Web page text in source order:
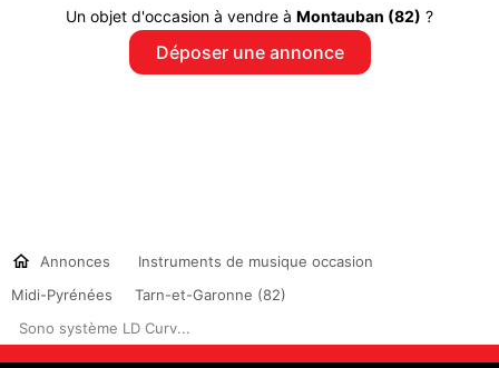
Un objet d'occasion à vendre à Montauban (82) ?
Déposer une annonce
Annonces
Instruments de musique occasion
Midi-Pyrénées
Tarn-et-Garonne (82)
Sono système LD Curv...